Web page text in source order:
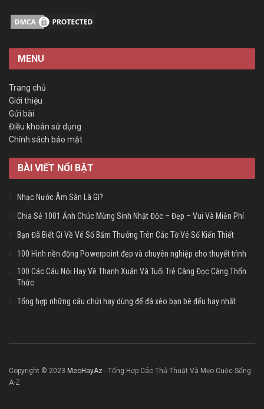
MENU
Trang chủ
Giới thiệu
Gửi bài
Điều khoản sử dụng
Chính sách bảo mật
BÀI VIẾT NỔI BẬT
Nhạc Nước Âm Sàn Là Gì?
Chia Sẻ 1001 Ảnh Chúc Mừng Sinh Nhật Độc – Đẹp – Vui Và Miễn Phí
Bạn Đã Biết Gì Về Vé Số Bấm Thưởng Trên Các Tờ Vé Số Kiến Thiết
100 Hình nền động Powerpoint đẹp và chuyên nghiệp cho thuyết trình
100 Các Câu Nói Hay Về Thanh Xuân Và Tuổi Trẻ Càng Đọc Càng Thổn
Thức
Tổng hợp những câu chửi hay dùng để đá xéo bạn bè đểu hay nhất
Copyright © 2023 MeoHayAz - Tổng Hợp Các Thủ Thuật Và Mẹo Cuộc Sống
A-Z